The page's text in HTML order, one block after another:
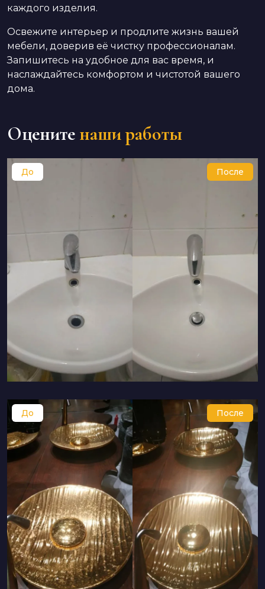
каждого изделия.
Освежите интерьер и продлите жизнь вашей
мебели, доверив её чистку профессионалам.
Запишитесь на удобное для вас время, и
наслаждайтесь комфортом и чистотой вашего
дома.
Оцените наши работы